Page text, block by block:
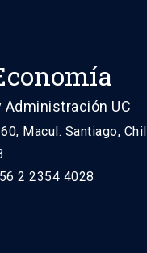
Administración UC
Macul. Santiago,
2 2354 4028